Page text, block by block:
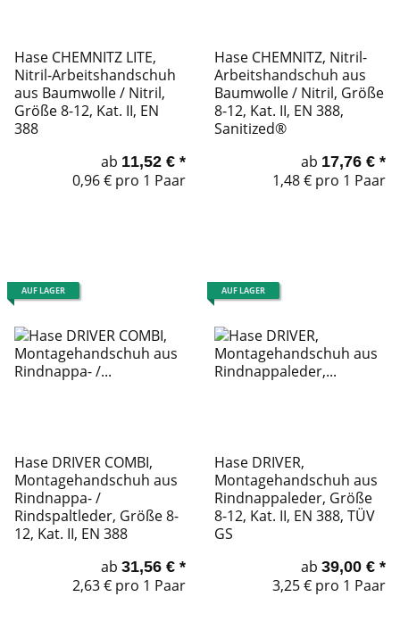
Hase CHEMNITZ LITE,
Nitril-Arbeitshandschuh
aus Baumwolle / Nitril,
Größe 8-12, Kat. II, EN
388
ab 11,52 € *
0,96 € pro 1 Paar
Hase CHEMNITZ, Nitril-
Arbeitshandschuh aus
Baumwolle / Nitril, Größe
8-12, Kat. II, EN 388,
Sanitized®
ab 17,76 € *
1,48 € pro 1 Paar
AUF LAGER
Hase DRIVER COMBI,
Montagehandschuh aus
Rindnappa- /
Rindspaltleder, Größe 8-
12, Kat. II, EN 388
ab 31,56 € *
2,63 € pro 1 Paar
AUF LAGER
Hase DRIVER,
Montagehandschuh aus
Rindnappaleder, Größe
8-12, Kat. II, EN 388, TÜV
GS
ab 39,00 € *
3,25 € pro 1 Paar